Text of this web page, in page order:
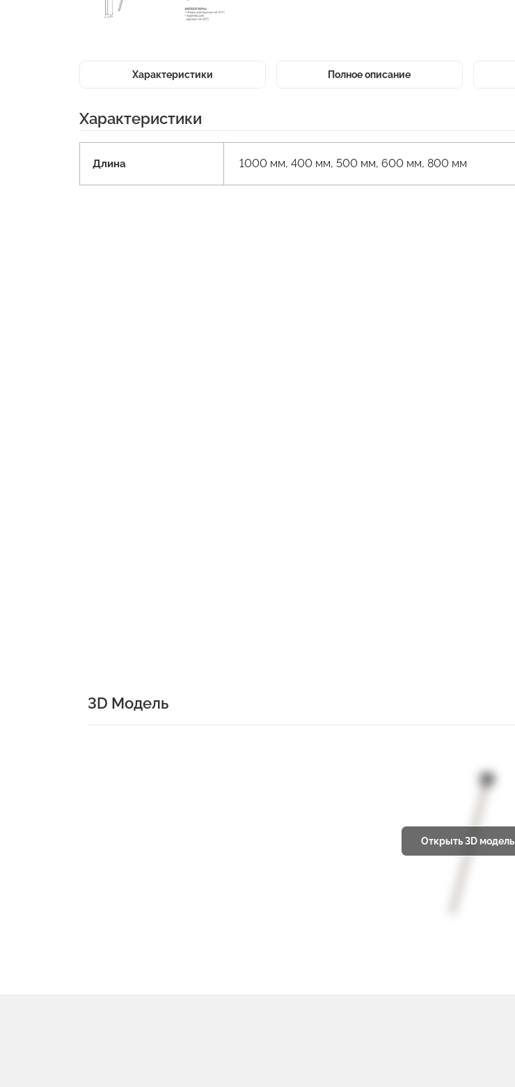
Характеристики Полное описание
Характеристики
Длина 1000 мм, 400 мм, 500 мм, 600 мм, 800 мм
3D Модель
Открыть 3D модель